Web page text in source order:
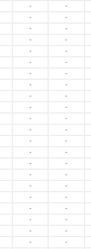
- -
- -
- -
- -
- -
- -
- -
- -
- -
- -
- -
- -
- -
- -
- -
- -
- -
- -
- -
- -
- -
- -